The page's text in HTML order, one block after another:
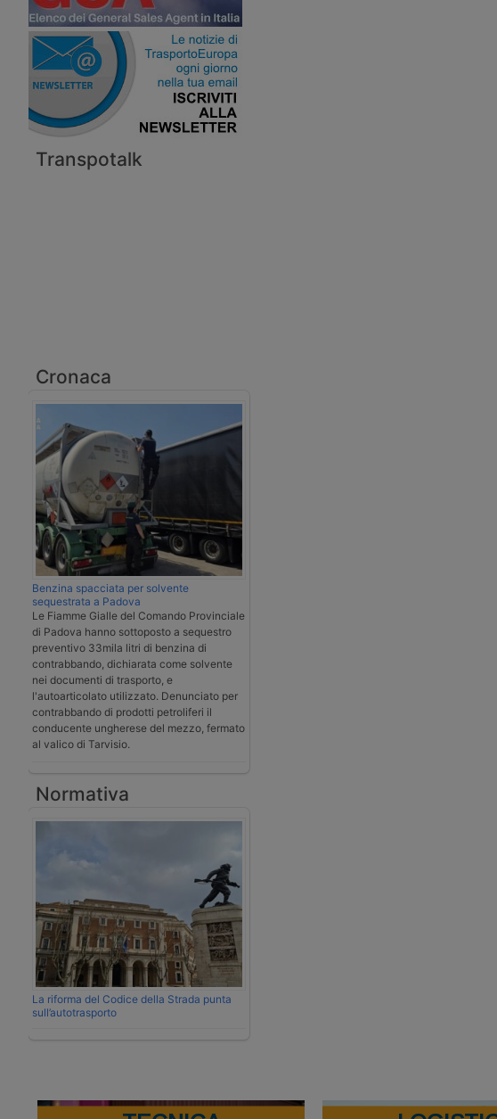
Transpotalk
Cronaca
Benzina spacciata per solvente
sequestrata a Padova
Le Fiamme Gialle del Comando Provinciale
di Padova hanno sottoposto a sequestro
preventivo 33mila litri di benzina di
contrabbando, dichiarata come solvente
nei documenti di trasporto, e
l'autoarticolato utilizzato. Denunciato per
contrabbando di prodotti petroliferi il
conducente ungherese del mezzo, fermato
al valico di Tarvisio.
Normativa
La riforma del Codice della Strada punta
sull’autotrasporto